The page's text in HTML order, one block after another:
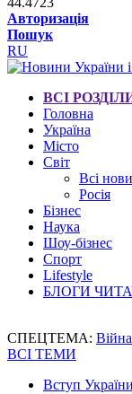
Авторизація
Пошук
RU
ВСІ
Головна
Україна
Місто
Світ
Всі
Росія
Бізнес
Наука
Шоу-бізнес
Спорт
Lifestyle
БЛОГИ
СПЕЦТЕМА: Війна
ВСІ ТЕМИ
Вступ